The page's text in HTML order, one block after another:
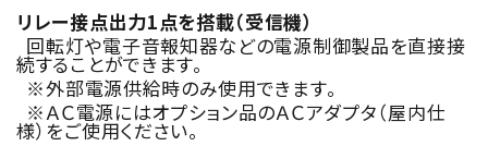
リレー接点出力1点を搭載（受信機）
回転灯や電子音報知器などの電源制御製品を直接接
続することができます。
※外部電源供給時のみ使用できます。
※ＡＣ電源にはオプション品のＡＣアダプタ（屋内仕
様）をご使用ください。